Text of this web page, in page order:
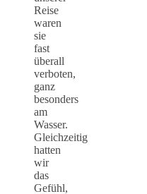
Reise
waren
sie
fast
überall
verboten,
ganz
besonders
am
Wasser.
Gleichzeitig
hatten
wir
das
Gefühl,